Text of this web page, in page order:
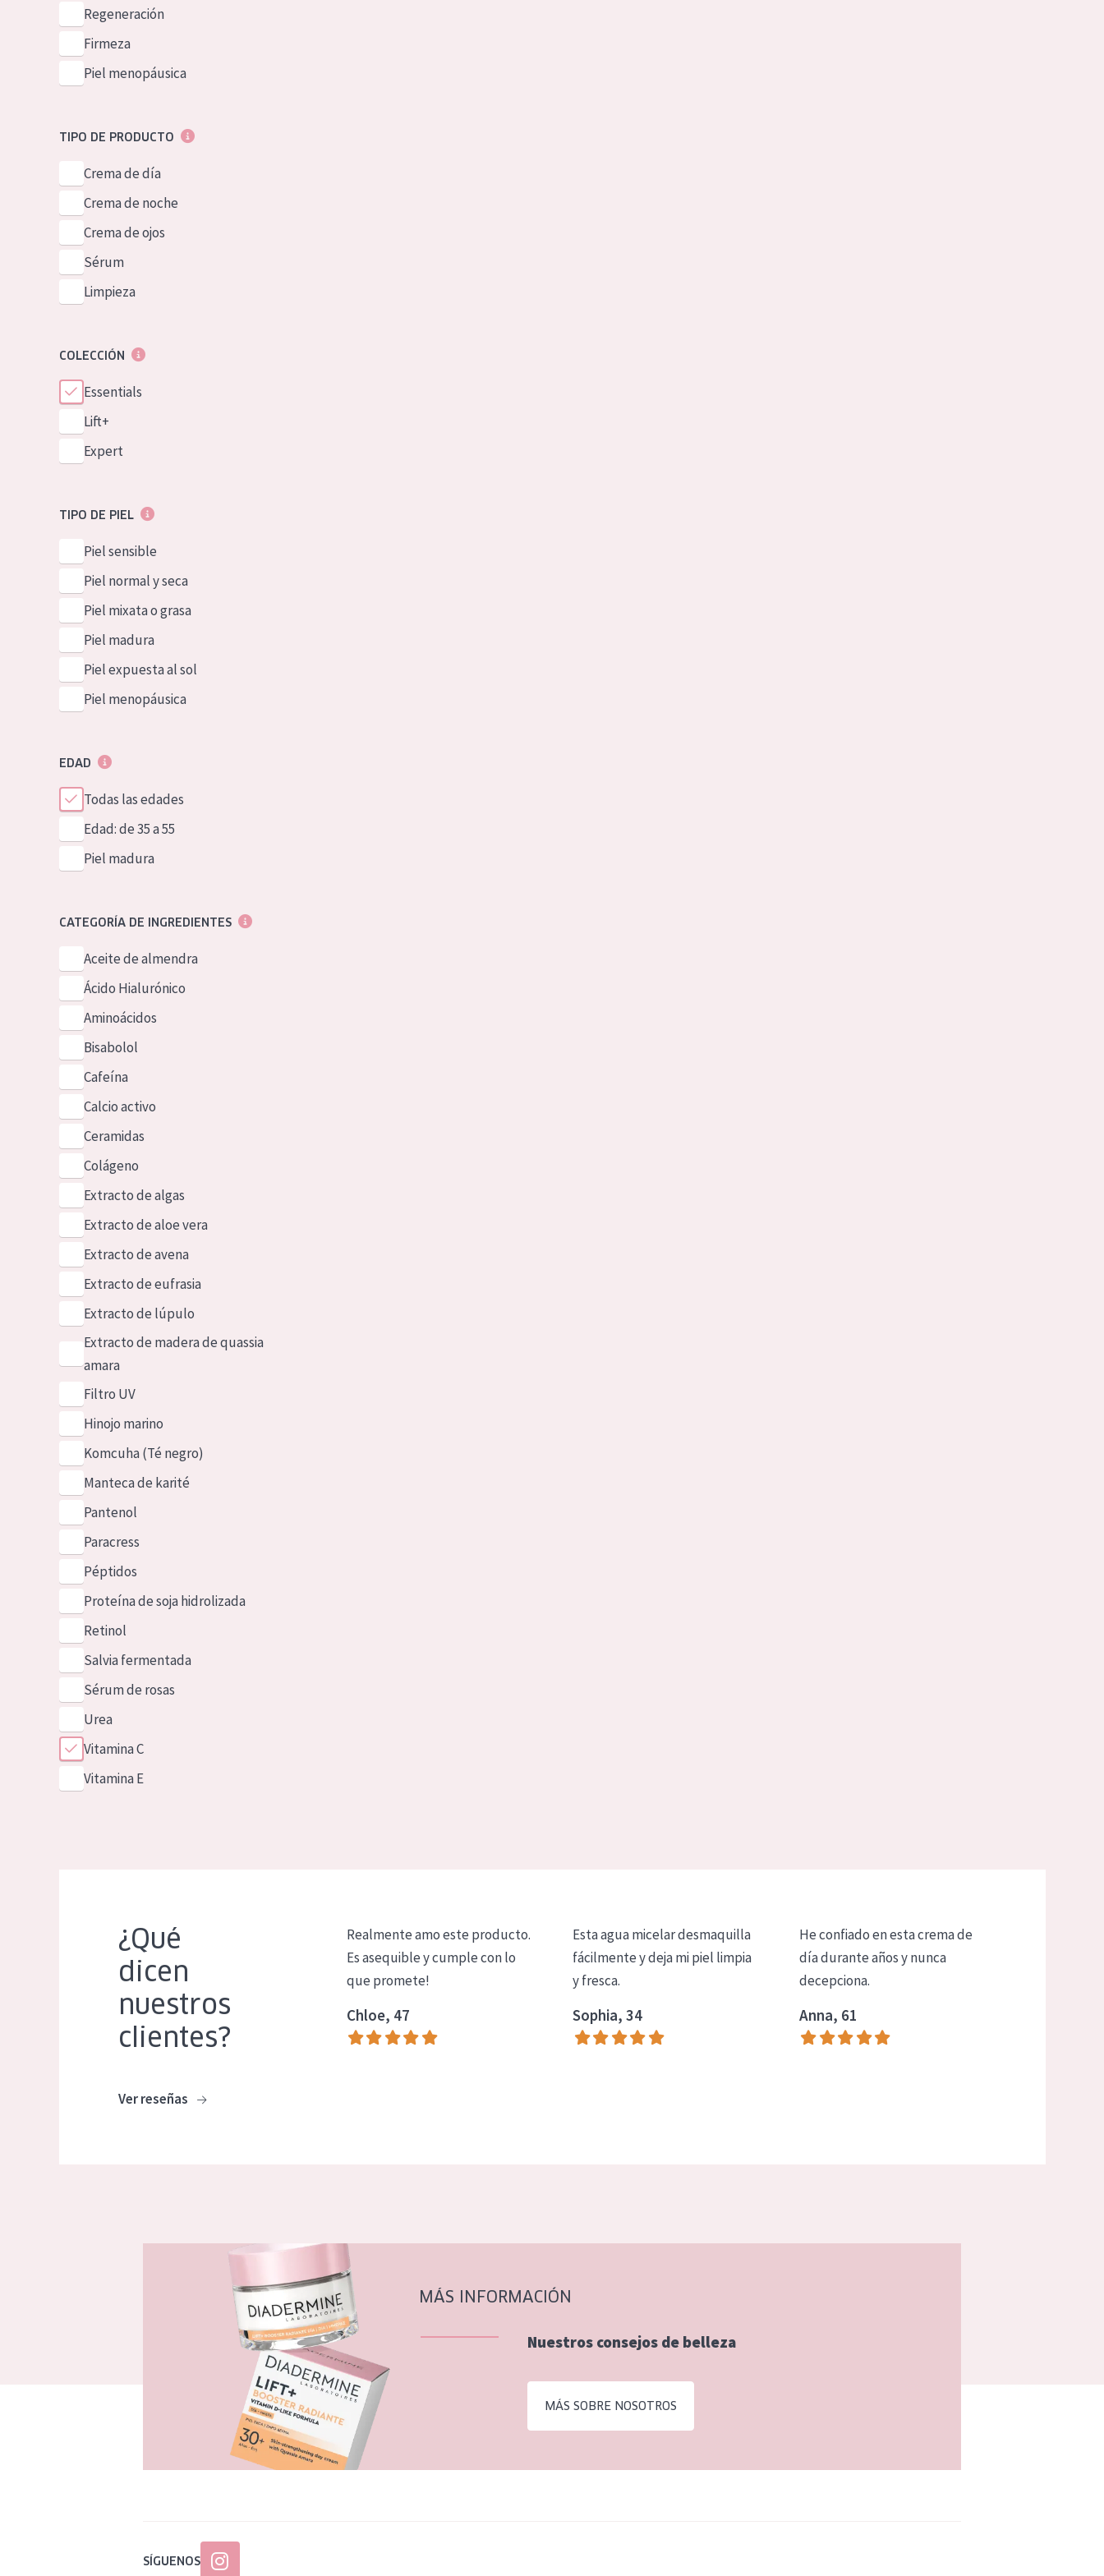
German
Spanish
Greek
Regeneración
Firmeza
Piel menopáusica
TIPO DE PRODUCTO
Crema de día
Crema de noche
Crema de ojos
Sérum
Limpieza
COLECCIÓN
Essentials
Lift+
Expert
TIPO DE PIEL
Piel sensible
Piel normal y seca
Piel mixata o grasa
Piel madura
Piel expuesta al sol
Piel menopáusica
EDAD
Todas las edades
Edad: de 35 a 55
Piel madura
CATEGORÍA DE INGREDIENTES
Aceite de almendra
Ácido Hialurónico
Aminoácidos
Bisabolol
Cafeína
Calcio activo
Ceramidas
Colágeno
Extracto de algas
Extracto de aloe vera
Extracto de avena
Extracto de eufrasia
Extracto de lúpulo
Extracto de madera de quassia
amara
Filtro UV
Hinojo marino
Komcuha (Té negro)
Manteca de karité
Pantenol
Paracress
Péptidos
Proteína de soja hidrolizada
Retinol
Salvia fermentada
Sérum de rosas
Urea
Vitamina C
Vitamina E
¿Qué
dicen
nuestros
clientes?
Ver reseñas
Realmente amo este producto.
Es asequible y cumple con lo
que promete!
Chloe, 47
Esta agua micelar desmaquilla
fácilmente y deja mi piel limpia
y fresca.
Sophia, 34
He confiado en esta crema de
día durante años y nunca
decepciona.
Anna, 61
MÁS INFORMACIÓN
Nuestros consejos de belleza
MÁS SOBRE NOSOTROS
SÍGUENOS